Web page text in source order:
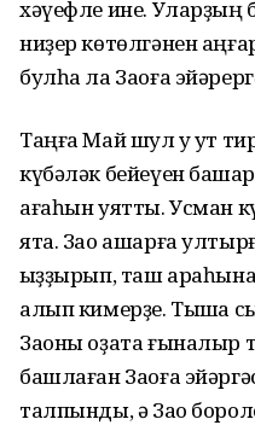
хәүефле ине. Уларҙың
ниҙер көтөлгәнен
булһа ла Заоға
Таңға Май шул уҡ ут
күбәләк бейеүен
ағаһын уятты. Усман
ята. Зао ашарға
ҡыҙҙырып, таш
алып кимерҙе. Тышҡа
Заоны оҙата ғыналыр
башлаған Заоға
талпынды, ә Зао